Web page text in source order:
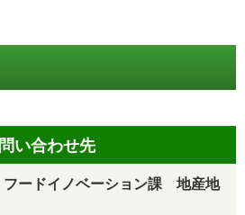
い合わせ先
ードイノベーション課 地産地